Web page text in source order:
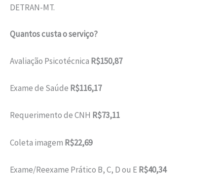
DETRAN-MT.
Quantos custa o serviço?
Avaliação Psicotécnica R$150,87
Exame de Saúde R$116,17
Requerimento de CNH R$73,11
Coleta imagem R$22,69
Exame/Reexame Prático B, C, D ou ER$40,34